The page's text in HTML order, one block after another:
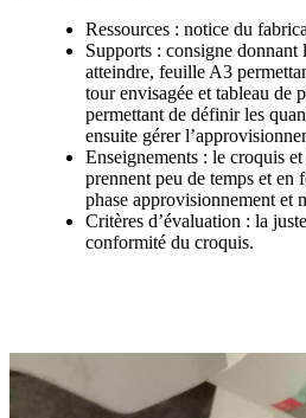
Ressources : notice du
Supports : consigne donnant
atteindre, feuille A3
tour envisagée et tableau de
permettant de définir les
ensuite gérer
Enseignements : le croquis
prennent peu de temps et en
phase approvisionnement et
Critères d’évaluation : la
conformité du croquis.